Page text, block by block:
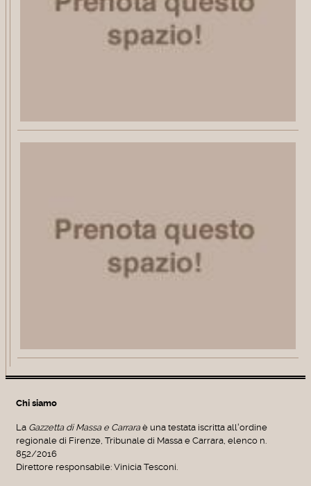
Chi siamo
La Gazzetta di Massa e Carraraè una testata iscritta all'ordine
regionale di Firenze, Tribunale di Massa e Carrara, elenco n.
852/2016
Direttore responsabile: Vinicia Tesconi.